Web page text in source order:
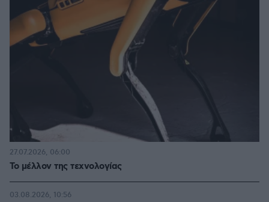
Το μέλλον της τεχνολογίας
27.07.2026, 06:00
03.08.2026, 10:56